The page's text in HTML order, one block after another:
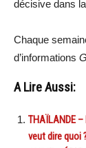
décisive dans
Chaque
d’informations
A Lire Aussi:
THAÏLANDE –
veut dire quoi